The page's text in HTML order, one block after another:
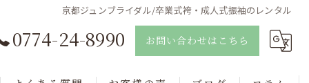
京都ジュンブライダル/卒業式袴・成人式振袖のレンタル
0774-24-8990 お問い合わせはこちら